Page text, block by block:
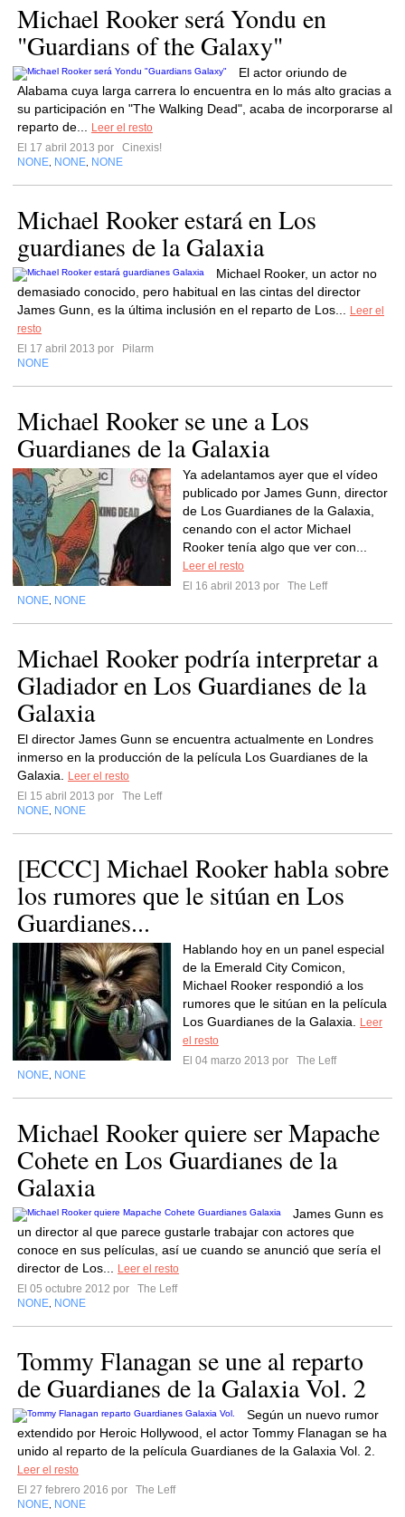
Michael Rooker será Yondu en
"Guardians of the Galaxy"
El actor oriundo de
Alabama cuya larga carrera lo encuentra en lo más alto gracias a
su participación en "The Walking Dead", acaba de incorporarse al
reparto de...
Leer el resto
El 17 abril 2013 por
Cinexis!
NONE NONE NONE
Michael Rooker estará en Los
guardianes de la Galaxia
Michael Rooker, un actor no
demasiado conocido, pero habitual en las cintas del director
James Gunn, es la última inclusión en el reparto de Los...
Leer el
resto
El 17 abril 2013 por
Pilarm
NONE
Michael Rooker se une a Los
Guardianes de la Galaxia
Ya adelantamos ayer que el vídeo
publicado por James Gunn, director
de Los Guardianes de la Galaxia,
cenando con el actor Michael
Rooker tenía algo que ver con...
Leer el resto
El 16 abril 2013 por
The Leff
NONE NONE
Michael Rooker podría interpretar a
Gladiador en Los Guardianes de la
Galaxia
El director James Gunn se encuentra actualmente en Londres
inmerso en la producción de la película Los Guardianes de la
Galaxia.
Leer el resto
El 15 abril 2013 por
The Leff
NONE NONE
[ECCC] Michael Rooker habla sobre
los rumores que le sitúan en Los
Guardianes...
Hablando hoy en un panel especial
de la Emerald City Comicon,
Michael Rooker respondió a los
rumores que le sitúan en la película
Los Guardianes de la Galaxia.
Leer
el resto
El 04 marzo 2013 por
The Leff
NONE NONE
Michael Rooker quiere ser Mapache
Cohete en Los Guardianes de la
Galaxia
James Gunn es
un director al que parece gustarle trabajar con actores que
conoce en sus películas, así ue cuando se anunció que sería el
director de Los...
Leer el resto
El 05 octubre 2012 por
The Leff
NONE NONE
Tommy Flanagan se une al reparto
de Guardianes de la Galaxia Vol. 2
Según un nuevo rumor
extendido por Heroic Hollywood, el actor Tommy Flanagan se ha
unido al reparto de la película Guardianes de la Galaxia Vol. 2.
Leer el resto
El 27 febrero 2016 por
The Leff
NONE NONE